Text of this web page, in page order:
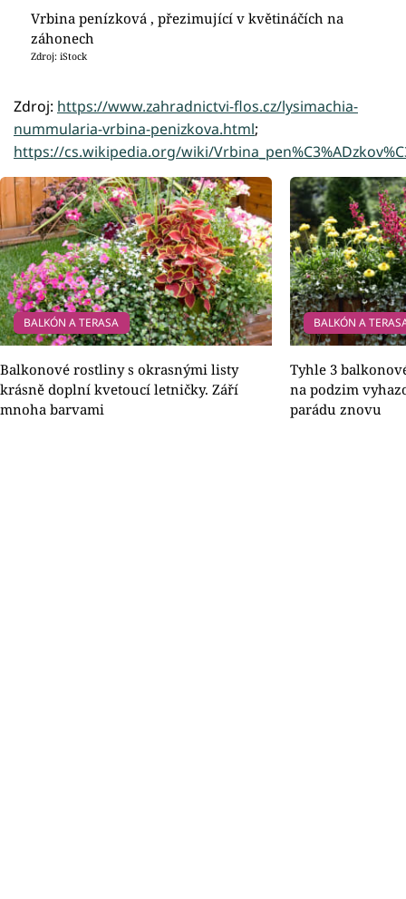
Vrbina penízková , přezimující v květináčích na
záhonech
Zdroj: iStock
Zdroj: https://www.zahradnictvi-flos.cz/lysimachia-
nummularia-vrbina-penizkova.html;
https://cs.wikipedia.org/wiki/
BALKÓN A TERASA
Balkonové rostliny s okrasnými listy
krásně doplní kvetoucí letničky. Září
mnoha barvami
BALKÓN A
Tyhle 3
na podzim
parádu znovu